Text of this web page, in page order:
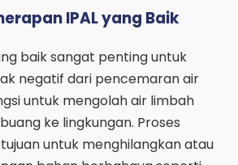
IPAL yang Baik
baik sangat penting untuk
negatif dari pencemaran air
untuk mengolah air limbah
ke lingkungan. Proses
untuk menghilangkan atau